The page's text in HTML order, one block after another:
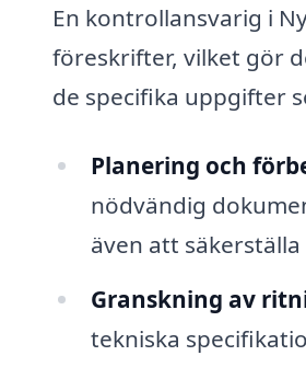
En kontrollansvarig i
föreskrifter, vilket gör
de specifika uppgifter
Planering och
nödvändig
även att
Granskning av
tekniska